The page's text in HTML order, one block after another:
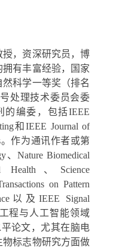
，资深研究员，博
有丰富经验，国家
科学一等奖（排名
处理技术委员会委
的编委，包括IEEE
和IEEE Journal of
。作为通讯作者或第
、Nature Biomedical
Health 、 Science
on Pattern
以及IEEE Signal
程与人工智能领域
论文，尤其在脑电
标志物研究方面做